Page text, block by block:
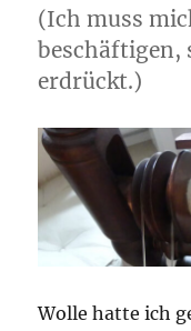
(Ich muss
beschäftigen,
erdrückt.)
Wolle hatte ich